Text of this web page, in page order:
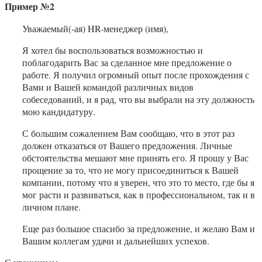
Пример №2
Уважаемый(-ая) HR-менеджер (имя),
Я хотел бы воспользоваться возможностью и
поблагодарить Вас за сделанное мне предложение о
работе. Я получил огромный опыт после прохождения с
Вами и Вашей командой различных видов
собеседований, и я рад, что вы выбрали на эту должность
мою кандидатуру.
С большим сожалением Вам сообщаю, что в этот раз
должен отказаться от Вашего предложения. Личные
обстоятельства мешают мне принять его. Я прошу у Вас
прощение за то, что не могу присоединиться к Вашей
компании, потому что я уверен, что это то место, где бы я
мог расти и развиваться, как в профессиональном, так и в
личном плане.
Еще раз большое спасибо за предложение, и желаю Вам и
Вашим коллегам удачи и дальнейших успехов.